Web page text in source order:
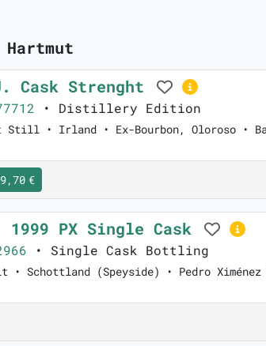
Cask Strenght
• Distillery Edition
Still • Irland • Ex-Bourbon, Oloroso •
€
1999 PX Single Cask
• Single Cask Bottling
• Schottland (Speyside) • Pedro